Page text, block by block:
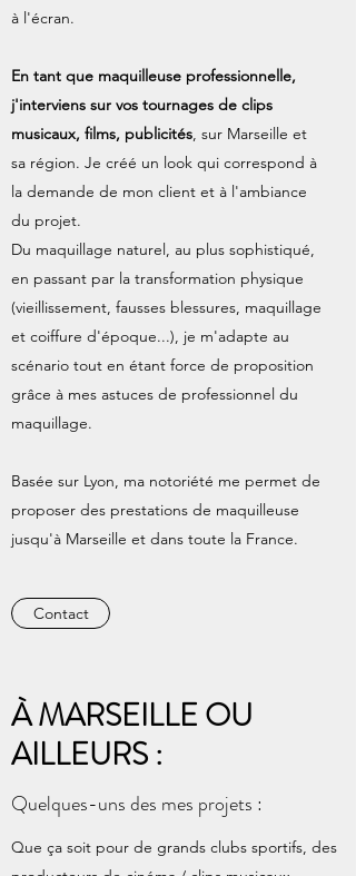
à l'écran.
En tant que maquilleuse professionnelle,
j'interviens sur vos tournages de clips
musicaux, films, publicités, sur Marseille et
sa région. Je créé un look qui correspond à
la demande de mon client et à l'ambiance
du projet.
Du maquillage naturel, au plus sophistiqué,
en passant par la transformation physique
(vieillissement, fausses blessures, maquillage
et coiffure d'époque...), je m'adapte au
scénario tout en étant force de proposition
grâce à mes astuces de professionnel du
maquillage.
Basée sur Lyon, ma notoriété me permet de
proposer des prestations de maquilleuse
jusqu'à Marseille et dans toute la France.
Contact
À MARSEILLE OU
AILLEURS :
Quelques-uns des mes projets :
Que ça soit pour de grands clubs sportifs, des